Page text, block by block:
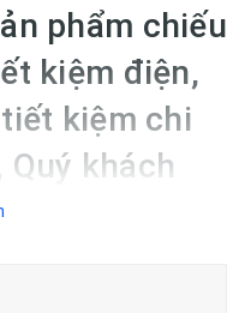
phẩm chiếu
kiệm điện,
kiệm chi
khách